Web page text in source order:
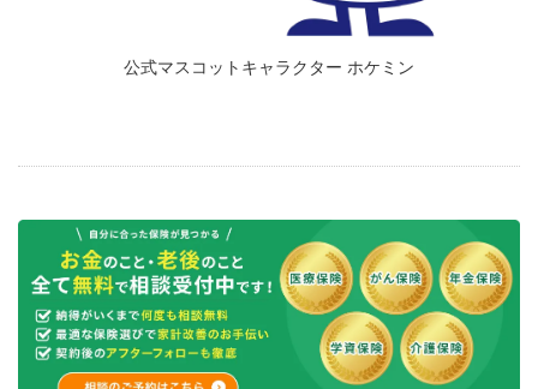
公式マスコットキャラクター ホケミン